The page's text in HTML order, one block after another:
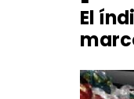
El